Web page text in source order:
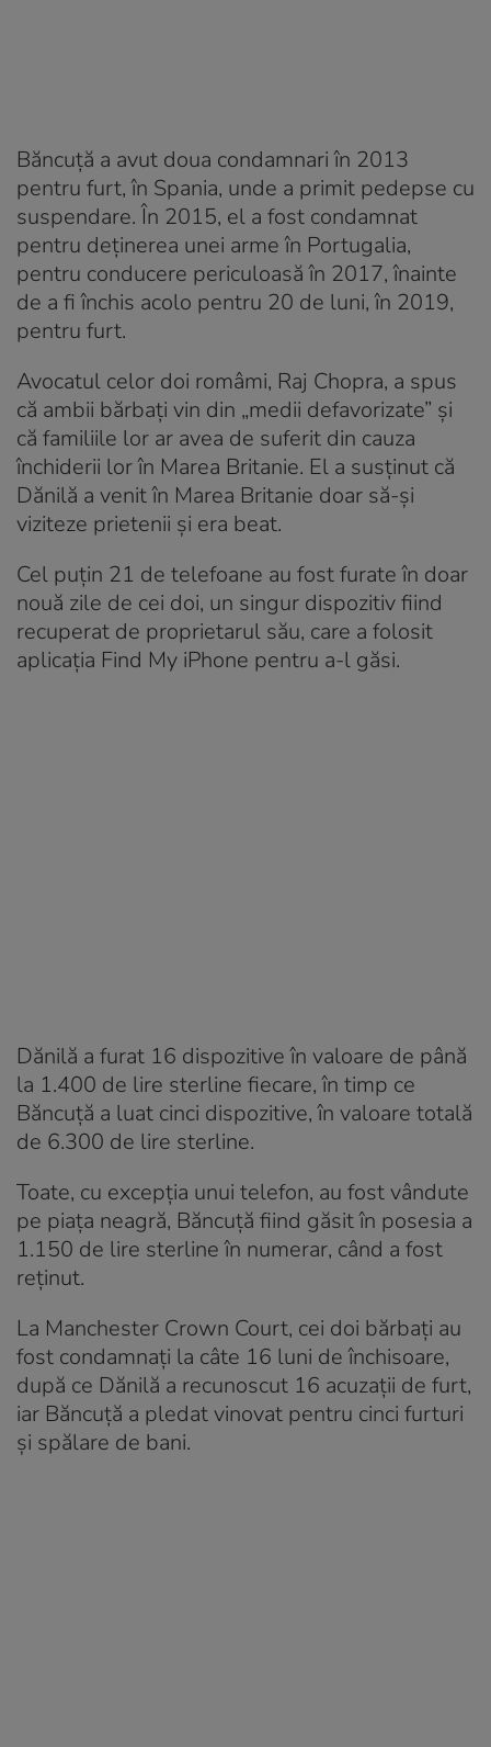
Băncuță a avut doua condamnari în 2013
pentru furt, în Spania, unde a primit pedepse cu
suspendare. În 2015, el a fost condamnat
pentru deținerea unei arme în Portugalia,
pentru conducere periculoasă în 2017, înainte
de a fi închis acolo pentru 20 de luni, în 2019,
pentru furt.
Avocatul celor doi româmi, Raj Chopra, a spus
că ambii bărbați vin din „medii defavorizate” și
că familiile lor ar avea de suferit din cauza
închiderii lor în Marea Britanie. El a susținut că
Dănilă a venit în Marea Britanie doar să-și
viziteze prietenii și era beat.
Cel puțin 21 de telefoane au fost furate în doar
nouă zile de cei doi, un singur dispozitiv fiind
recuperat de proprietarul său, care a folosit
aplicația Find My iPhone pentru a-l găsi.
Dănilă a furat 16 dispozitive în valoare de până
la 1.400 de lire sterline fiecare, în timp ce
Băncuță a luat cinci dispozitive, în valoare totală
de 6.300 de lire sterline.
Toate, cu excepția unui telefon, au fost vândute
pe piața neagră, Băncuță fiind găsit în posesia a
1.150 de lire sterline în numerar, când a fost
reținut.
La Manchester Crown Court, cei doi bărbați au
fost condamnați la câte 16 luni de închisoare,
după ce Dănilă a recunoscut 16 acuzații de furt,
iar Băncuță a pledat vinovat pentru cinci furturi
și spălare de bani.